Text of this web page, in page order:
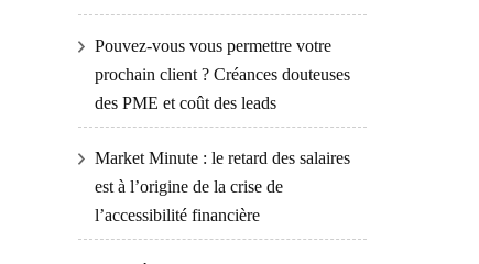
Pouvez-vous vous permettre votre
prochain client ? Créances douteuses
des PME et coût des leads
Market Minute : le retard des salaires
est à l’origine de la crise de
l’accessibilité financière